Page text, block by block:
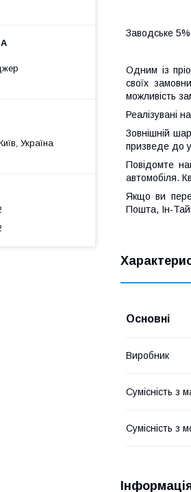
Заводське
Одним із
своїх
можливість
Реалізувані
Зовнішній
призведе до
Повідомте
автомобіля.
Якщо ви
Пошта, Ін-
Основні
Виробник
Сумісність з
Сумісність з
Україна